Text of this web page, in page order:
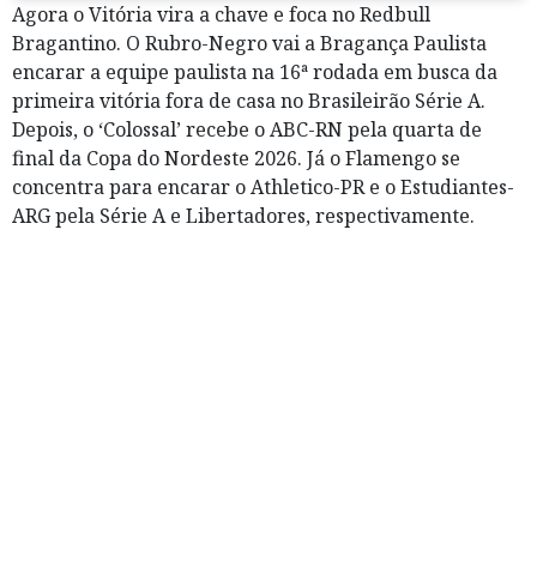
Agora o Vitória vira a chave e foca no Redbull
Bragantino. O Rubro-Negro vai a Bragança Paulista
encarar a equipe paulista na 16ª rodada em busca da
primeira vitória fora de casa no Brasileirão Série A.
Depois, o ‘Colossal’ recebe o ABC-RN pela quarta de
final da Copa do Nordeste 2026. Já o Flamengo se
concentra para encarar o Athletico-PR e o Estudiantes-
ARG pela Série A e Libertadores, respectivamente.